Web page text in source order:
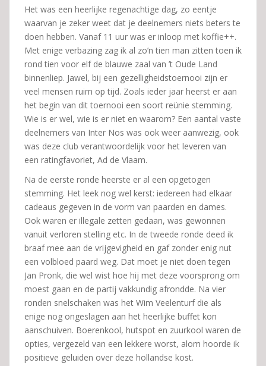
Het was een heerlijke regenachtige dag, zo eentje
waarvan je zeker weet dat je deelnemers niets beters te
doen hebben. Vanaf 11 uur was er inloop met koffie++.
Met enige verbazing zag ik al zo’n tien man zitten toen ik
rond tien voor elf de blauwe zaal van ’t Oude Land
binnenliep. Jawel, bij een gezelligheidstoernooi zijn er
veel mensen ruim op tijd. Zoals ieder jaar heerst er aan
het begin van dit toernooi een soort reünie stemming.
Wie is er wel, wie is er niet en waarom? Een aantal vaste
deelnemers van Inter Nos was ook weer aanwezig, ook
was deze club verantwoordelijk voor het leveren van
een ratingfavoriet, Ad de Vlaam.
Na de eerste ronde heerste er al een opgetogen
stemming. Het leek nog wel kerst: iedereen had elkaar
cadeaus gegeven in de vorm van paarden en dames.
Ook waren er illegale zetten gedaan, was gewonnen
vanuit verloren stelling etc. In de tweede ronde deed ik
braaf mee aan de vrijgevigheid en gaf zonder enig nut
een volbloed paard weg. Dat moet je niet doen tegen
Jan Pronk, die wel wist hoe hij met deze voorsprong om
moest gaan en de partij vakkundig afrondde. Na vier
ronden snelschaken was het Wim Veelenturf die als
enige nog ongeslagen aan het heerlijke buffet kon
aanschuiven. Boerenkool, hutspot en zuurkool waren de
opties, vergezeld van een lekkere worst, alom hoorde ik
positieve geluiden over deze hollandse kost.